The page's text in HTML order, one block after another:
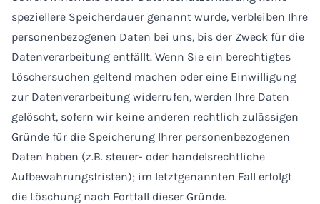
speziellere Speicherdauer genannt wurde, verbleiben Ihre
personenbezogenen Daten bei uns, bis der Zweck für die
Datenverarbeitung entfällt. Wenn Sie ein berechtigtes
Löschersuchen geltend machen oder eine Einwilligung
zur Datenverarbeitung widerrufen, werden Ihre Daten
gelöscht, sofern wir keine anderen rechtlich zulässigen
Gründe für die Speicherung Ihrer personenbezogenen
Daten haben (z.B. steuer- oder handelsrechtliche
Aufbewahrungsfristen); im letztgenannten Fall erfolgt
die Löschung nach Fortfall dieser Gründe.